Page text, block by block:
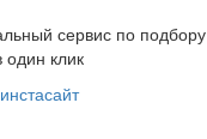
сервис по подбору
один клик